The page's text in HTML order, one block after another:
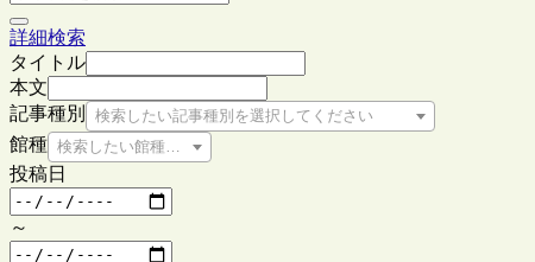
詳細検索
タイトル
本文
記事種別
検索したい記事種別を選択してください
館種 検索したい館種を選択してください
投稿日
～